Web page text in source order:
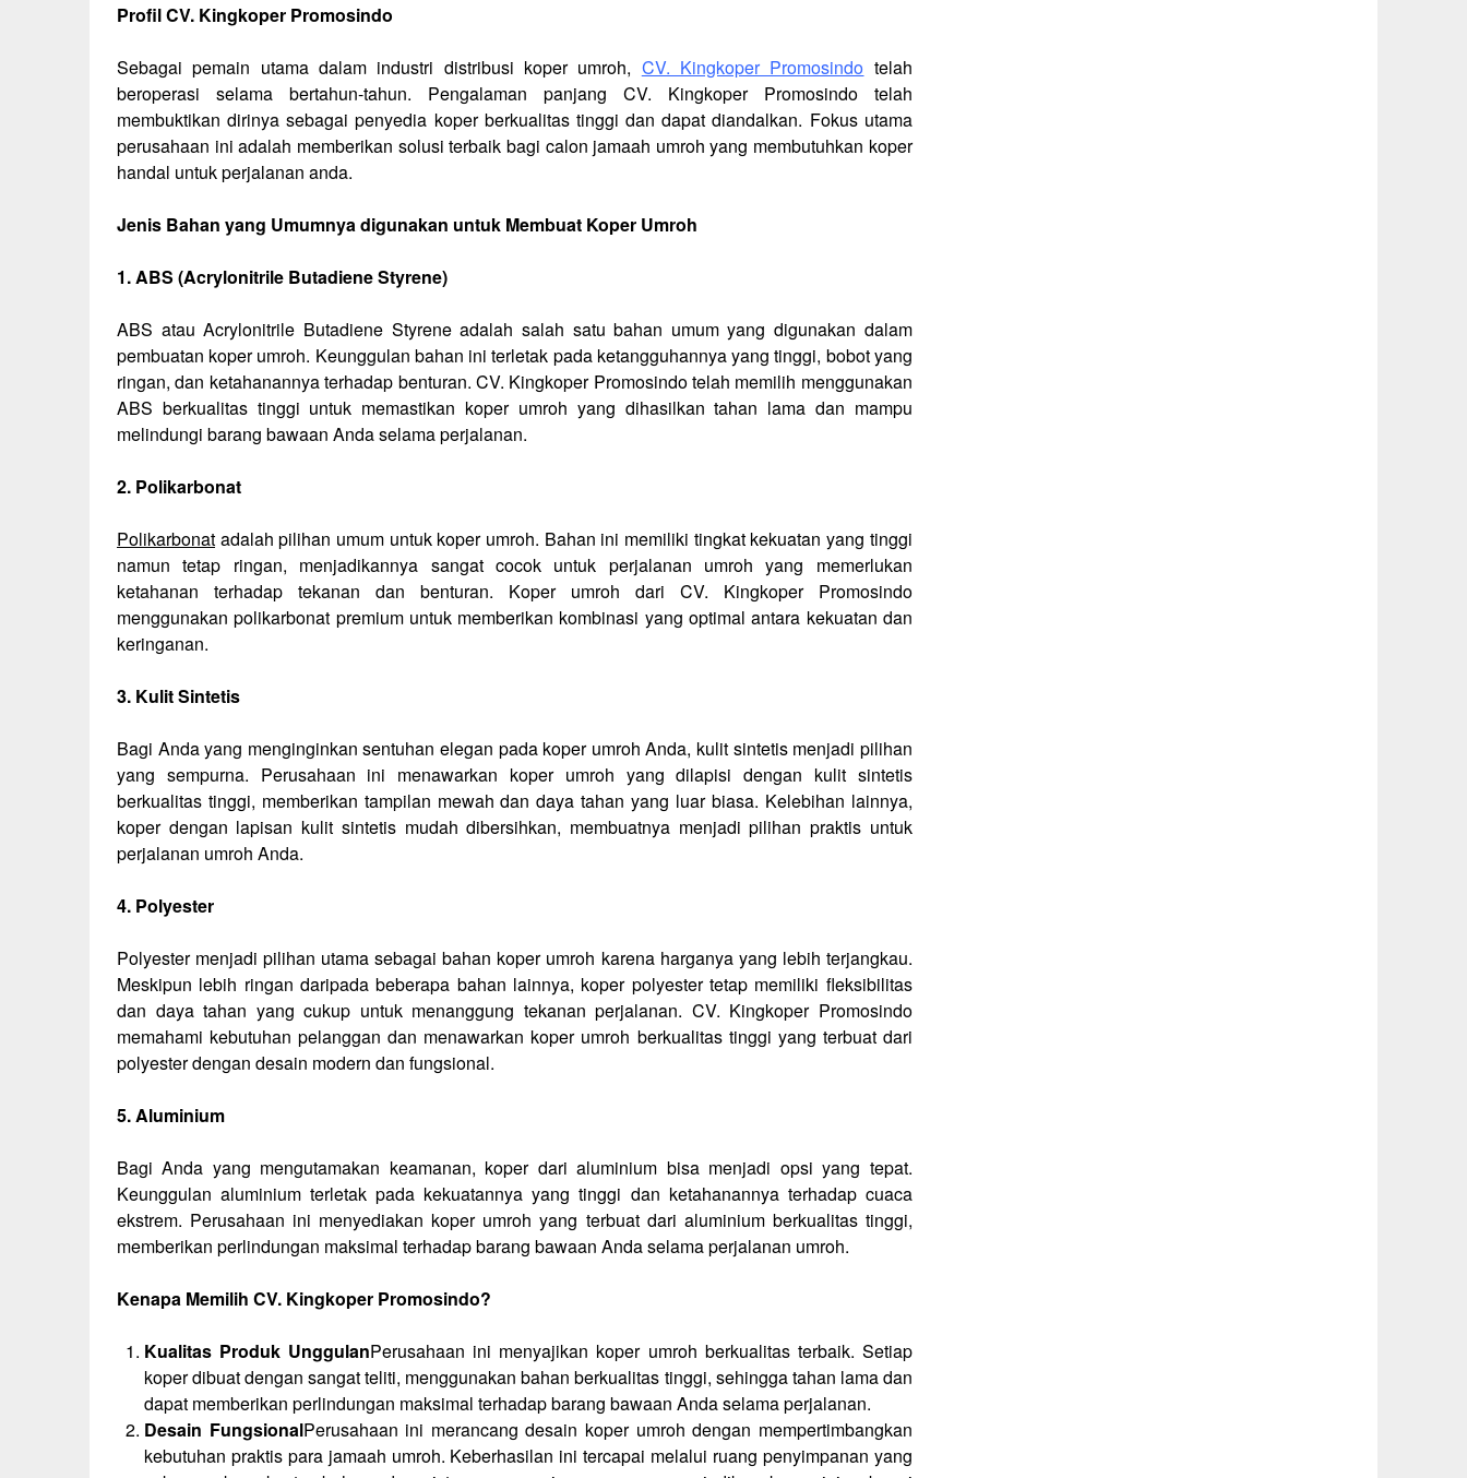
Profil CV. Kingkoper Promosindo
Sebagai pemain utama dalam industri distribusi koper umroh, CV. Kingkoper Promosindo telah
beroperasi selama bertahun-tahun. Pengalaman panjang CV. Kingkoper Promosindo telah
membuktikan dirinya sebagai penyedia koper berkualitas tinggi dan dapat diandalkan. Fokus utama
perusahaan ini adalah memberikan solusi terbaik bagi calon jamaah umroh yang membutuhkan koper
handal untuk perjalanan anda.
Jenis Bahan yang Umumnya digunakan untuk Membuat Koper Umroh
1. ABS (Acrylonitrile Butadiene Styrene)
ABS atau Acrylonitrile Butadiene Styrene adalah salah satu bahan umum yang digunakan dalam
pembuatan koper umroh. Keunggulan bahan ini terletak pada ketangguhannya yang tinggi, bobot yang
ringan, dan ketahanannya terhadap benturan. CV. Kingkoper Promosindo telah memilih menggunakan
ABS berkualitas tinggi untuk memastikan koper umroh yang dihasilkan tahan lama dan mampu
melindungi barang bawaan Anda selama perjalanan.
2. Polikarbonat
Polikarbonat adalah pilihan umum untuk koper umroh. Bahan ini memiliki tingkat kekuatan yang tinggi
namun tetap ringan, menjadikannya sangat cocok untuk perjalanan umroh yang memerlukan
ketahanan terhadap tekanan dan benturan. Koper umroh dari CV. Kingkoper Promosindo
menggunakan polikarbonat premium untuk memberikan kombinasi yang optimal antara kekuatan dan
keringanan.
3. Kulit Sintetis
Bagi Anda yang menginginkan sentuhan elegan pada koper umroh Anda, kulit sintetis menjadi pilihan
yang sempurna. Perusahaan ini menawarkan koper umroh yang dilapisi dengan kulit sintetis
berkualitas tinggi, memberikan tampilan mewah dan daya tahan yang luar biasa. Kelebihan lainnya,
koper dengan lapisan kulit sintetis mudah dibersihkan, membuatnya menjadi pilihan praktis untuk
perjalanan umroh Anda.
4. Polyester
Polyester menjadi pilihan utama sebagai bahan koper umroh karena harganya yang lebih terjangkau.
Meskipun lebih ringan daripada beberapa bahan lainnya, koper polyester tetap memiliki fleksibilitas
dan daya tahan yang cukup untuk menanggung tekanan perjalanan. CV. Kingkoper Promosindo
memahami kebutuhan pelanggan dan menawarkan koper umroh berkualitas tinggi yang terbuat dari
polyester dengan desain modern dan fungsional.
5. Aluminium
Bagi Anda yang mengutamakan keamanan, koper dari aluminium bisa menjadi opsi yang tepat.
Keunggulan aluminium terletak pada kekuatannya yang tinggi dan ketahanannya terhadap cuaca
ekstrem. Perusahaan ini menyediakan koper umroh yang terbuat dari aluminium berkualitas tinggi,
memberikan perlindungan maksimal terhadap barang bawaan Anda selama perjalanan umroh.
Kenapa Memilih CV. Kingkoper Promosindo?
Kualitas Produk UnggulanPerusahaan ini menyajikan koper umroh berkualitas terbaik. Setiap
koper dibuat dengan sangat teliti, menggunakan bahan berkualitas tinggi, sehingga tahan lama dan
dapat memberikan perlindungan maksimal terhadap barang bawaan Anda selama perjalanan.
Desain FungsionalPerusahaan ini merancang desain koper umroh dengan mempertimbangkan
kebutuhan praktis para jamaah umroh. Keberhasilan ini tercapai melalui ruang penyimpanan yang